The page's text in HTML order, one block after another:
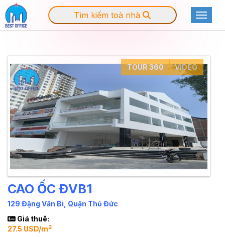
Tìm kiếm toà nhà
TOUR 360 VIDEO
CAO ỐC ĐVB1
129 Đặng Văn Bi, Quận Thủ Đức
Giá thuê:
27.5 USD/m2